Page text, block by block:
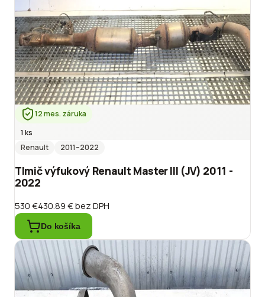
12 mes. záruka
1 ks
Renault
2011–2022
Tlmič výfukový Renault Master III (JV) 2011 -
2022
530 €430.89 €bez DPH
Do košíka